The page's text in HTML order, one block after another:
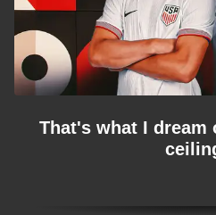
'That's what I